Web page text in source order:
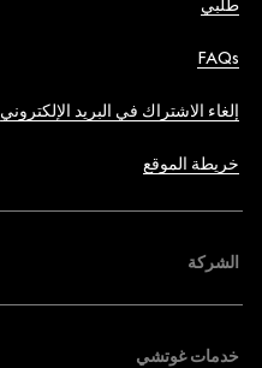
طلبي
FAQs
إلغاء الاشتراك في البريد الإلكتروني
خريطة الموقع
الشركة
خدمات غوتشي